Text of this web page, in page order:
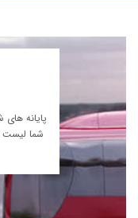
پایانه
شما لیست